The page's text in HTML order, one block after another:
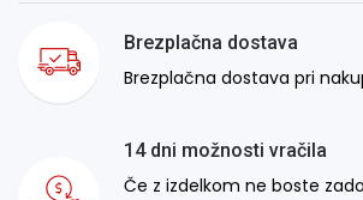
Brezplačna dostava
Brezplačna dostava pri
14 dni možnosti vračila
Če z izdelkom ne boste